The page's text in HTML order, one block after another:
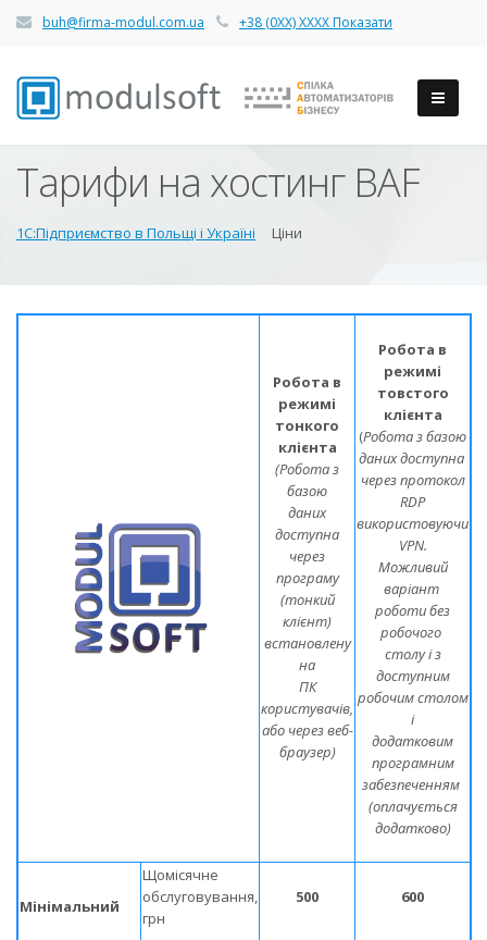
buh@firma-modul.com.ua +38 (0ХХ) ХХХХ Показати
Тарифи на хостинг BAF
1С:Підприємство в Польщі і Україні Ціни
Робота в
режимі
тонкого
клієнта
(Робота з
базою
даних
доступна
через
програму
(тонкий
клієнт)
встановлену
на
ПК
користувачів,
або через веб-
браузер)
Робота в
режимі
товстого
клієнта
(Робота з базою
даних доступна
через протокол
RDP
використовуючи
VPN.
Можливий
варіант
роботи без
робочого
столу і з
доступним
робочим столом
і
додатковим
програмним
забезпеченням
(оплачується
додатково)
Мінімальний
Щомісячне
обслуговування,
грн
500 600